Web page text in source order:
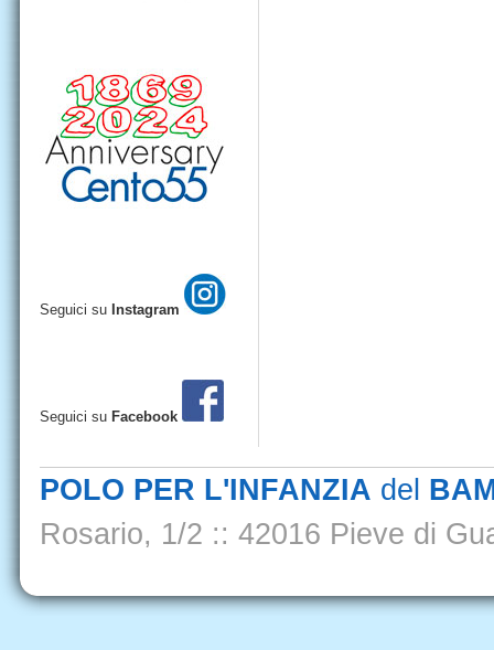
Seguici su Instagram
Seguici su Facebook
POLO PER L'INFANZIA del
Rosario, 1/2 :: 42016 Pieve di